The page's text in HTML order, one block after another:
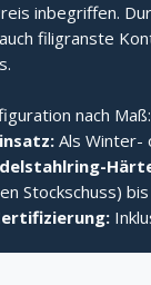
inbegriffen.
filigranste
nach Maß:
Als Winter-
Stockschuss)